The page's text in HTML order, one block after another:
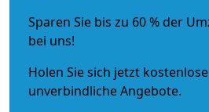
Sparen Sie bis zu 60 % der
bei uns!
Holen Sie sich jetzt
unverbindliche Angebote.